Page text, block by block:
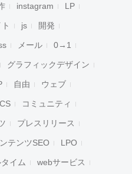
instagram LP
js 開発
メール 0→1
グラフィックデザイン
自由 ウェブ
CS コミュニティ
プレスリリース
テンツSEO LPO
イム webサービス